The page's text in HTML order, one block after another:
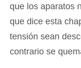
que los aparatos
que dice esta
tensión sean
contrario se